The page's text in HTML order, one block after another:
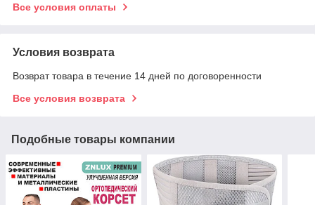
Все условия оплаты
Условия возврата
Возврат товара в течение 14 дней по договоренности
Все условия возврата
Подобные товары компании